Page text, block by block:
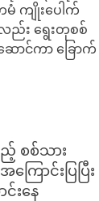
ကျိုးပေါက်
ည်း ရွေးတုစစ်
ာင်ကာ ခြောက်
စစ်သား
ောင်းပြပြီး
းနေ